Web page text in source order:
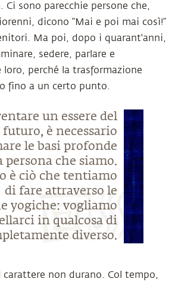
sono parecchie persone che,
dicono “Mai e poi mai così!”
Ma poi, dopo i quarant'anni,
sedere, parlare e
perché la trasformazione
fino a un certo punto.
un essere del
futuro, è necessario
le basi profonde
persona che siamo.
è ciò che tentiamo
di fare attraverso le
yogiche: vogliamo
in qualcosa di
diverso.
non durano. Col tempo,